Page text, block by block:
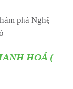
phá Nghệ
HOÁ (